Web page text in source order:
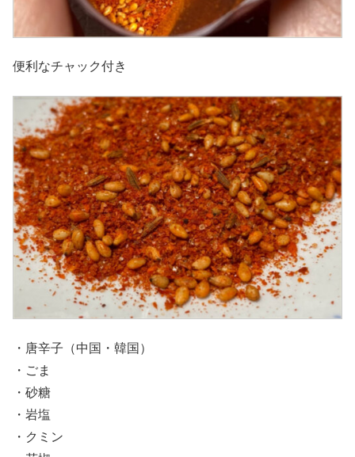
便利なチャック付き
・唐辛子（中国・韓国）
・ごま
・砂糖
・岩塩
・クミン